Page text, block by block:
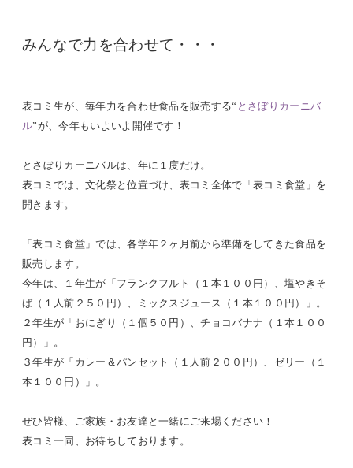
みんなで力を合わせて・・・
表コミ生が、毎年力を合わせ食品を販売する“ とさぼりカーニバ
ル”が、今年もいよいよ開催です！
とさぼりカーニバルは、年に１度だけ。
表コミでは、文化祭と位置づけ、表コミ全体で「表コミ食堂」を
開きます。
「表コミ食堂」では、各学年２ヶ月前から準備をしてきた食品を
販売します。
今年は、１年生が「フランクフルト（１本１００円）、塩やきそ
ば（１人前２５０円）、ミックスジュース（１本１００円）」。
２年生が「おにぎり（１個５０円）、チョコバナナ（１本１００
円）」。
３年生が「カレー＆パンセット（１人前２００円）、ゼリー（１
本１００円）」。
ぜひ皆様、ご家族・お友達と一緒にご来場ください！
表コミ一同、お待ちしております。